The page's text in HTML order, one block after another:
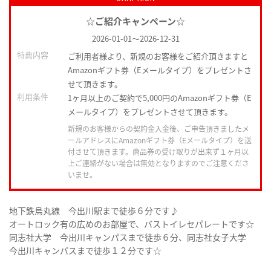
☆ご紹介キャンペーン☆
2026-01-01～2026-12-31
特典内容
ご利用者様より、新規のお客様をご紹介頂きますと
Amazonギフト券（Eメールタイプ）をプレゼントさ
せて頂きます。
利用条件
1ヶ月以上のご契約で5,000円のAmazonギフト券（E
メールタイプ）をプレゼントさせて頂きます。
新規のお客様からの契約金入金後、ご申告頂きましたメ
ールアドレスにAmazonギフト券（Eメールタイプ）を送
付させて頂きます。商品券の受け取りが出来ず１ヶ月以
上ご連絡がない場合は無効となりますのでご注意くださ
いませ。
地下鉄烏丸線 今出川駅まで徒歩６分です♪
オートロック有の広めのお部屋で、バストイレセパレートです☆
同志社大学 今出川キャンパスまで徒歩６分、同志社女子大学
今出川キャンパスまで徒歩１２分です☆